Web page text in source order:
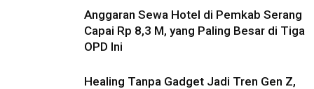
Anggaran Sewa Hotel di Pemkab Serang
Capai Rp 8,3 M, yang Paling Besar di Tiga
OPD Ini
Healing Tanpa Gadget Jadi Tren Gen Z,